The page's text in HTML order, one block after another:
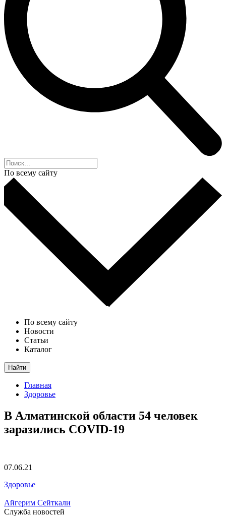
По всему сайту
По всему сайту
Новости
Статьи
Каталог
Найти
Главная
Здоровье
В Алматинской области 54 человек
заразились COVID-19
07.06.21
Здоровье
Айгерим Сейткали
Служба новостей